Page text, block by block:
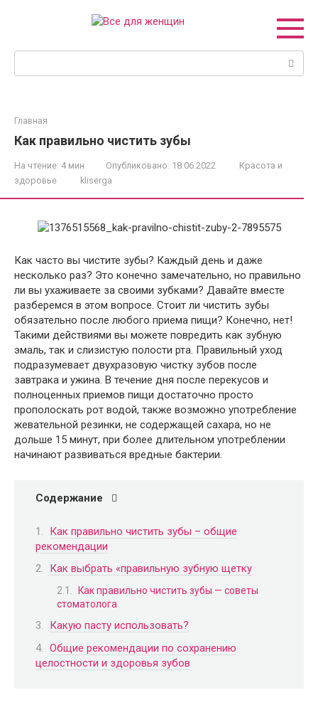
Главная
Как правильно чистить зубы
На чтение: 4 мин Опубликовано: 18.06.2022
Красота и
здоровье
kliserga
Как часто вы чистите зубы? Каждый день и даже
несколько раз? Это конечно замечательно, но правильно
ли вы ухаживаете за своими зубками? Давайте вместе
разберемся в этом вопросе. Стоит ли чистить зубы
обязательно после любого приема пищи? Конечно, нет!
Такими действиями вы можете повредить как зубную
эмаль, так и слизистую полости рта. Правильный уход
подразумевает двухразовую чистку зубов после
завтрака и ужина. В течение дня после перекусов и
полноценных приемов пищи достаточно просто
прополоскать рот водой, также возможно употребление
жевательной резинки, не содержащей сахара, но не
дольше 15 минут, при более длительном употреблении
начинают развиваться вредные бактерии.
Содержание
Как правильно чистить зубы – общие
рекомендации
Как выбрать «правильную зубную щетку
Как правильно чистить зубы — советы
стоматолога
Какую пасту использовать?
Общие рекомендации по сохранению
целостности и здоровья зубов